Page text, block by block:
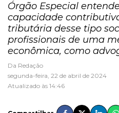
Órgão Especial
capacidade
tributária desse tipo
profissionais de uma
econômica, como
Da Redação
segunda-feira, 22 de abril de 2024
Atualizado às 14:46